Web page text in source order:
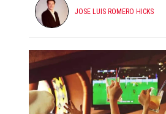
JOSE LUIS ROMERO HICKS